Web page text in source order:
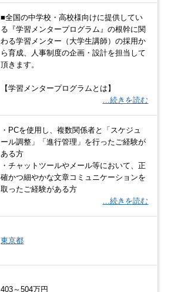
■全国の中学校・高校様向けに提供してい
る『学習メンタープログラム』の根幹に関
わる学習メンター（大学生講師）の採用か
ら育成、人事制度の企画・設計を担当して
頂きます。
【学習メンタープログラムとは】
…続きを読む
・PCを使用し、複数関係者と「スケジュ
ール調整」「進行管理」を行ったご経験が
ある方
・チャットツールやメール等において、正
確かつ細やかな文章コミュニケーションを
取ったご経験がある方
…続きを読む
東京都
403～504万円